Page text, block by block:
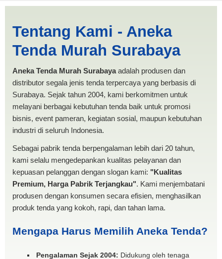
Banjarmasin | PRODUKSI
ANEKA TENDA MURAH
Tentang Kami - Aneka
Tenda Murah Surabaya
Aneka Tenda Murah Surabayaadalah produsen dan
distributor segala jenis tenda terpercaya yang berbasis di
Surabaya. Sejak tahun 2004, kami berkomitmen untuk
melayani berbagai kebutuhan tenda baik untuk promosi
bisnis, event pameran, kegiatan sosial, maupun kebutuhan
industri di seluruh Indonesia.
Sebagai pabrik tenda berpengalaman lebih dari 20 tahun,
kami selalu mengedepankan kualitas pelayanan dan
kepuasan pelanggan dengan slogan kami: "Kualitas
Premium, Harga Pabrik Terjangkau". Kami menjembatani
produsen dengan konsumen secara efisien, menghasilkan
produk tenda yang kokoh, rapi, dan tahan lama.
Mengapa Harus Memilih Aneka Tenda?
Pengalaman Sejak 2004: Didukung oleh tenaga